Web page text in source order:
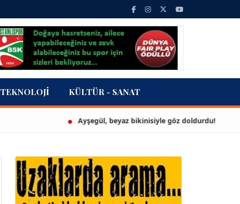
TEKNOLOJI KÜLTÜR - SANAT
Ayşegül, beyaz bikinisiyle göz doldurdu!